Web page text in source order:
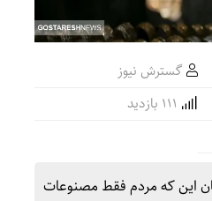
گسترش نیوز
این که مردم فقط مصنوعات